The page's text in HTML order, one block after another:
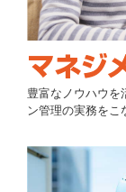
豊富なノウハウを
ン管理の実務をこ